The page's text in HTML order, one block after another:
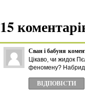
15
Сван і бабуня
Цікаво, чи жидок
феномену? Набрид
ВІДПОВІCТИ